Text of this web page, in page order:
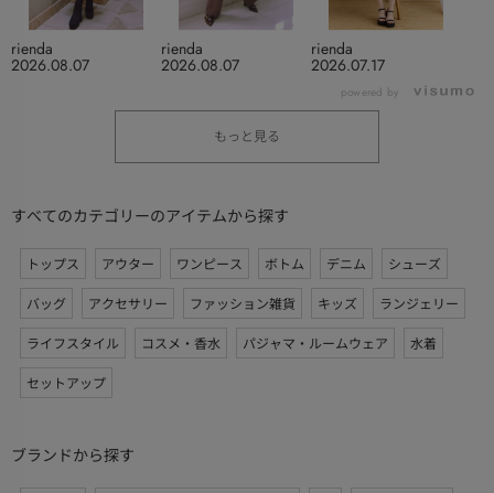
2026.08.07
rienda
2026.08.07
rienda
2026.07.17
rienda
powered by
もっと見る
すべてのカテゴリーのアイテムから探す
トップス アウター ワンピース ボトム デニム
シューズ
バッグ
アクセサリー ファッション雑貨 キッズ
ランジェリー
ライフスタイル
コスメ・香水 パジャマ・ルームウェア
水着
セットアップ
ブランドから探す